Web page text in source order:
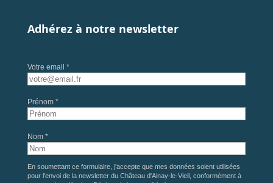
Adhérez à notre newsletter
Votre email *
Prénom *
Nom *
En soumettant ce formulaire, j'accepte que mes données soient utilisées
pour l'envoi de la newsletter du Château d'Ainay-le-Vieil, conformément à